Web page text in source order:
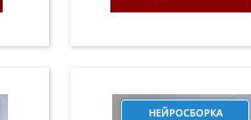
НЕЙРОСБОРКА